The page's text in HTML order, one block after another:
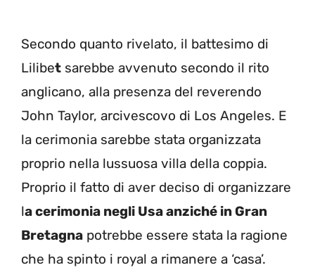
Secondo quanto rivelato, il battesimo di
Lilibet sarebbe avvenuto secondo il rito
anglicano, alla presenza del reverendo
John Taylor, arcivescovo di Los Angeles. E
la cerimonia sarebbe stata organizzata
proprio nella lussuosa villa della coppia.
Proprio il fatto di aver deciso di organizzare
la cerimonia negli Usa anziché in Gran
Bretagna potrebbe essere stata la ragione
che ha spinto i royal a rimanere a ‘casa’.